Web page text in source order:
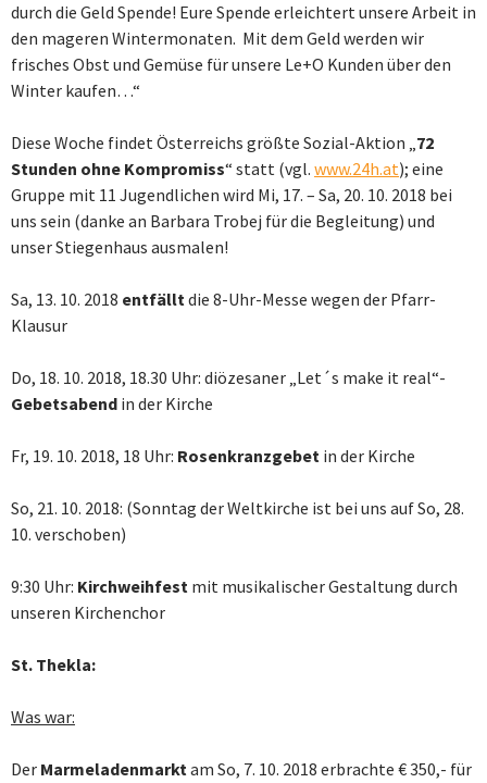
durch die Geld Spende! Eure Spende erleichtert unsere Arbeit in
den mageren Wintermonaten. Mit dem Geld werden wir
frisches Obst und Gemüse für unsere Le+O Kunden über den
Winter kaufen…“
Diese Woche findet Österreichs größte Sozial-Aktion „72
Stunden ohne Kompromiss“ statt (vgl. www.24h.at); eine
Gruppe mit 11 Jugendlichen wird Mi, 17. – Sa, 20. 10. 2018 bei
uns sein (danke an Barbara Trobej für die Begleitung) und
unser Stiegenhaus ausmalen!
Sa, 13. 10. 2018 entfälltdie 8-Uhr-Messe wegen der Pfarr-
Klausur
Do, 18. 10. 2018, 18.30 Uhr: diözesaner „Let´s make it real“-
Gebetsabend in der Kirche
Fr, 19. 10. 2018, 18 Uhr: Rosenkranzgebet in der Kirche
So, 21. 10. 2018: (Sonntag der Weltkirche ist bei uns auf So, 28.
10. verschoben)
9:30 Uhr: Kirchweihfest mit musikalischer Gestaltung durch
unseren Kirchenchor
St. Thekla:
Was war:
Der Marmeladenmarktam So, 7. 10. 2018 erbrachte € 350,- für